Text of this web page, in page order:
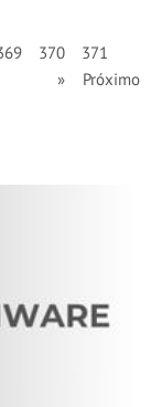
370
371
» Próximo